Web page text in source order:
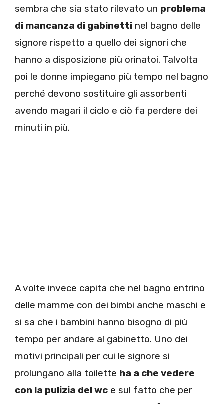
sembra che sia stato rilevato un problema
di mancanza di gabinetti nel bagno delle
signore rispetto a quello dei signori che
hanno a disposizione più orinatoi. Talvolta
poi le donne impiegano più tempo nel bagno
perché devono sostituire gli assorbenti
avendo magari il ciclo e ciò fa perdere dei
minuti in più.
A volte invece capita che nel bagno entrino
delle mamme con dei bimbi anche maschi e
si sa che i bambini hanno bisogno di più
tempo per andare al gabinetto. Uno dei
motivi principali per cui le signore si
prolungano alla toilette ha a che vedere
con la pulizia del wc e sul fatto che per